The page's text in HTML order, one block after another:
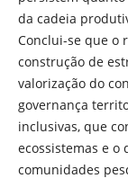
da cadeia
Conclui-se que o
construção de
valorização do
governança
inclusivas, que
ecossistemas e o
comunidades